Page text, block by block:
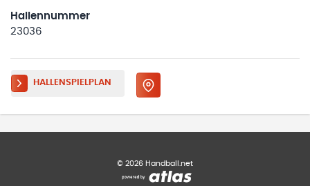
Hallennummer
23036
HALLENSPIELPLAN
© 2026 Handball.net